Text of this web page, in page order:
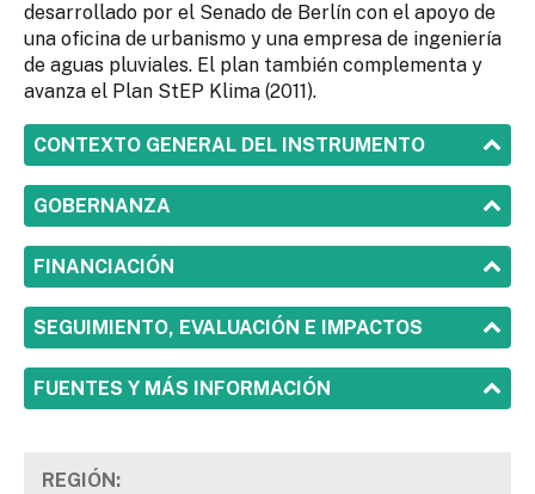
desarrollado por el Senado de Berlín con el apoyo de
una oficina de urbanismo y una empresa de ingeniería
de aguas pluviales. El plan también complementa y
avanza el Plan StEP Klima (2011).
SHOW
CONTEXTO GENERAL DEL INSTRUMENTO
SHOW
GOBERNANZA
SHOW
FINANCIACIÓN
SHOW
SEGUIMIENTO, EVALUACIÓN E IMPACTOS
SHOW
FUENTES Y MÁS INFORMACIÓN
REGIÓN: